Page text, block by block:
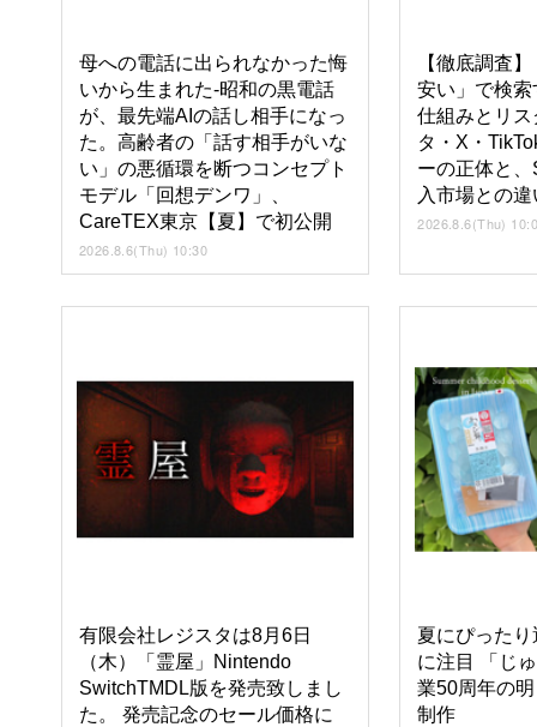
母への電話に出られなかった悔
いから生まれた-昭和の黒電話
が、最先端AIの話し相手になっ
た。高齢者の「話す相手がいな
い」の悪循環を断つコンセプト
モデル「回想デンワ」、
CareTEX東京【夏】で初公開
2026.8.6(Thu) 10:30
【徹底調査
安い」で検
仕組みとリ
タ・X・
ーの正体と
入市場との
2026.8.6(Thu)
有限会社レジスタは8月6日
（木）「霊屋」Nintendo
SwitchTMDL版を発売致しまし
た。 発売記念のセール価格に
夏にぴった
に注目 「じ
業50周年の
制作